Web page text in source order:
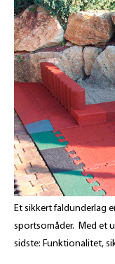
Et sikkert faldunderlag
sportsomåder. Med et
sidste: Funktionalitet,